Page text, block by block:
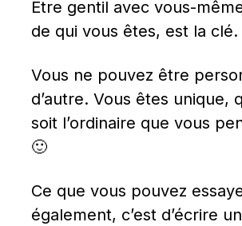
Être gentil avec vous-
de qui vous êtes, est la clé.
Vous ne pouvez être
d’autre. Vous êtes unique,
soit l’ordinaire que vous
🙂
Ce que vous pouvez
également, c’est d’écrire